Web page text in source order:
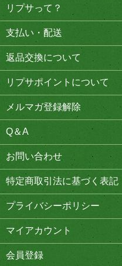
リプサって？
支払い・配送
返品交換について
リプサポイントについて
メルマガ登録解除
Q＆A
お問い合わせ
特定商取引法に基づく表記
プライバシーポリシー
マイアカウント
会員登録